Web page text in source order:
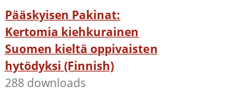
Pääskyisen Pakinat:
Kertomia kiehkurainen
Suomen kieltä oppivaisten
hytödyksi (Finnish)
288 downloads